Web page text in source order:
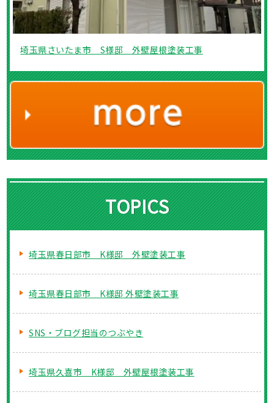
埼玉県さいたま市 S様邸 外壁屋根塗装工事
TOPICS
埼玉県春日部市 K様邸 外壁塗装工事
埼玉県春日部市 K様邸 外壁塗装工事
SNS・ブログ担当のつぶやき
埼玉県久喜市 K様邸 外壁屋根塗装工事